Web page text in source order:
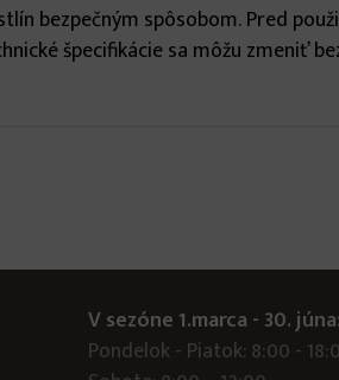
bezpečným spôsobom. Pred
špecifikácie sa môžu zmeniť
V sezóne 1.marca - 30. júna:
Pondelok - Piatok: 8:00 -